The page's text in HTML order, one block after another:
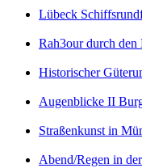
Lübeck
Rah3our durch
Historischer
Augenblicke II
Straßenkunst in
Abend/Regen in